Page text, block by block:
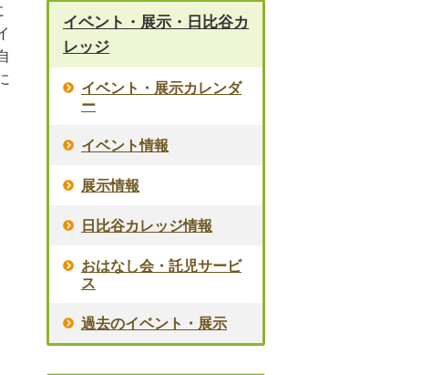
イベント・展示・日比谷カ
レッジ
イベント・展示カレンダ
ー
イベント情報
展示情報
日比谷カレッジ情報
おはなし会・託児サービ
ス
過去のイベント・展示